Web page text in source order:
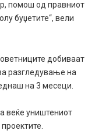
помош од правниот
буџетите“, вели
добиваат
разгледување на
на 3 месеци.
веќе уништениот